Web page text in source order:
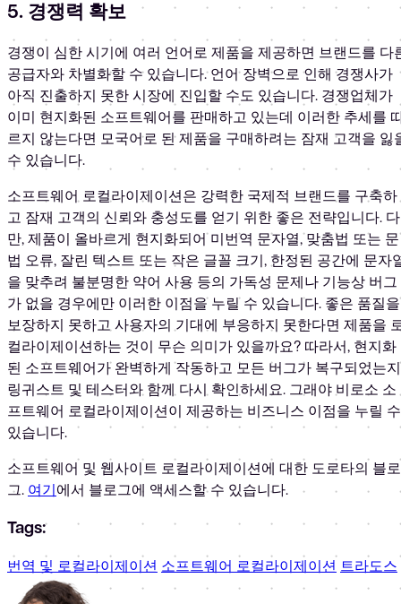
5. 경쟁력 확보
경쟁이 심한 시기에 여러 언어로 제품을 제공하면 브랜드를 다
공급자와 차별화할 수 있습니다. 언어 장벽으로 인해 경쟁사가
아직 진출하지 못한 시장에 진입할 수도 있습니다. 경쟁업체가
이미 현지화된 소프트웨어를 판매하고 있는데 이러한 추세를
르지 않는다면 모국어로 된 제품을 구매하려는 잠재 고객을 잃
수 있습니다.
소프트웨어 로컬라이제이션은 강력한 국제적 브랜드를 구축하
고 잠재 고객의 신뢰와 충성도를 얻기 위한 좋은 전략입니다. 다
만, 제품이 올바르게 현지화되어 미번역 문자열, 맞춤법 또는 문
법 오류, 잘린 텍스트 또는 작은 글꼴 크기, 한정된 공간에 문자
을 맞추려 불분명한 약어 사용 등의 가독성 문제나 기능상 버그
가 없을 경우에만 이러한 이점을 누릴 수 있습니다. 좋은 품질을
보장하지 못하고 사용자의 기대에 부응하지 못한다면 제품을
컬라이제이션하는 것이 무슨 의미가 있을까요? 따라서, 현지화
된 소프트웨어가 완벽하게 작동하고 모든 버그가 복구되었는지
링귀스트 및 테스터와 함께 다시 확인하세요. 그래야 비로소 소
프트웨어 로컬라이제이션이 제공하는 비즈니스 이점을 누릴 수
있습니다.
소프트웨어 및 웹사이트 로컬라이제이션에 대한 도로타의 블로
그. 여기에서 블로그에 액세스할 수 있습니다.
Tags:
번역 및 로컬라이제이션 소프트웨어 로컬라이제이션 트라도스